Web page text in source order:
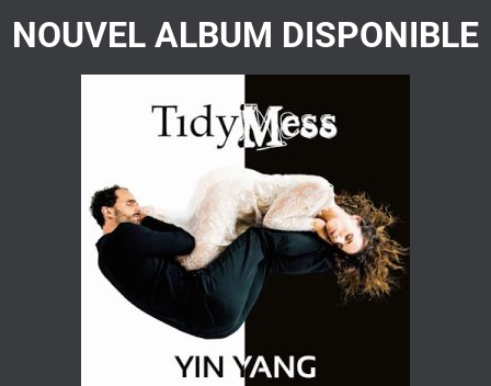
NOUVEL ALBUM DISPONIBLE